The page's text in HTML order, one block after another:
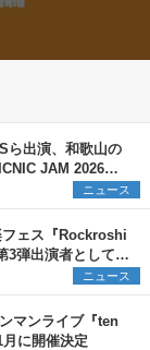
ら出演、和歌山の
JAM 2026』
ニュース
フェス『Rockroshi
弾出演者として
を発表
ニュース
マンライブ『ten
に開催決定